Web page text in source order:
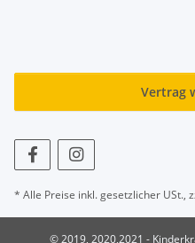
Vertrag
* Alle Preise inkl. gesetzlicher USt.,
© 2019, 2020,2021 -